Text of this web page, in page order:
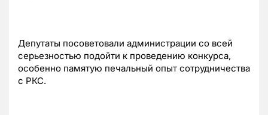
Депутаты посоветовали администрации со всей
серьезностью подойти к проведению конкурса,
особенно памятую печальный опыт сотрудничества
с РКС.